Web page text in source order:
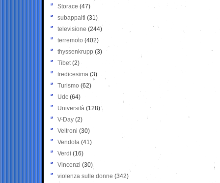
Storace (47)
subappalti (31)
televisione(244)
terremoto (402)
thyssenkrupp (3)
Tibet(2)
tredicesima (3)
Turismo (62)
Udc (64)
Università (128)
V-Day (2)
Veltroni (30)
Vendola (41)
Verdi (16)
Vincenzi (30)
violenza sulle donne (342)